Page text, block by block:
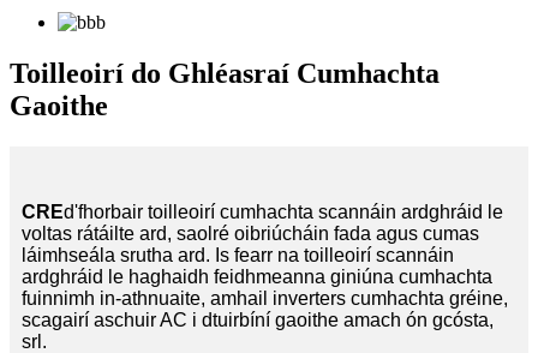
Toilleoirí do Ghléasraí Cumhachta
Gaoithe
CREd'fhorbair toilleoirí cumhachta scannáin ardghráid le
voltas rátáilte ard, saolré oibriúcháin fada agus cumas
láimhseála srutha ard. Is fearr na toilleoirí scannáin
ardghráid le haghaidh feidhmeanna giniúna cumhachta
fuinnimh in-athnuaite, amhail inverters cumhachta gréine,
scagairí aschuir AC i dtuirbíní gaoithe amach ón gcósta,
srl.